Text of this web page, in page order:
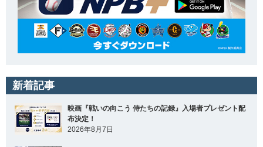
新着記事
映画『戦いの向こう 侍たちの記録』入場者プレゼント配
布決定！
2026年8月7日